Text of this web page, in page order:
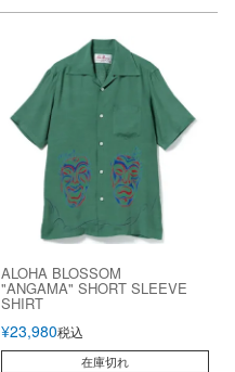
ALOHA BLOSSOM
"ANGAMA" SHORT SLEEVE
SHIRT
¥23,980税込
在庫切れ